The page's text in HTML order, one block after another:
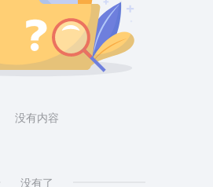
没有内容
没有了